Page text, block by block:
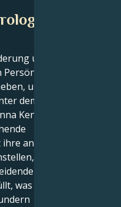
und jeder
der
und jetzt können
dem Charme und
Kendrick
angeborenen
ihren
was genau sie zu